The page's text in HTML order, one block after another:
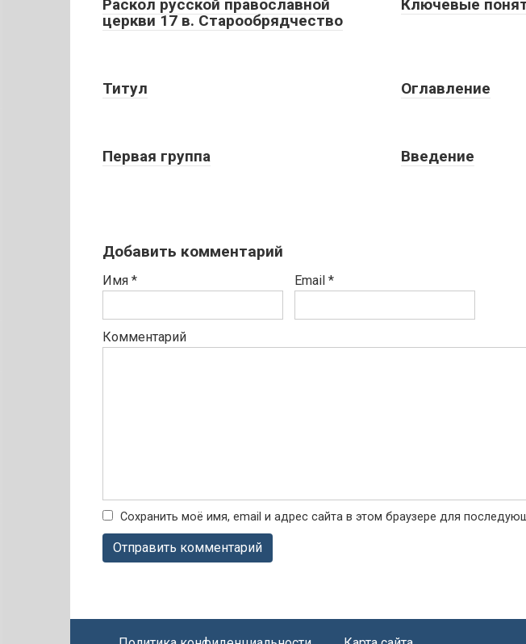
Раскол русской православной
церкви 17 в. Старообрядчество
Ключевые
Титул Оглавление
Первая группа Введение
Добавить комментарий
Имя * Email *
Комментарий
Сохранить моё имя, email и адрес сайта в этом браузере для